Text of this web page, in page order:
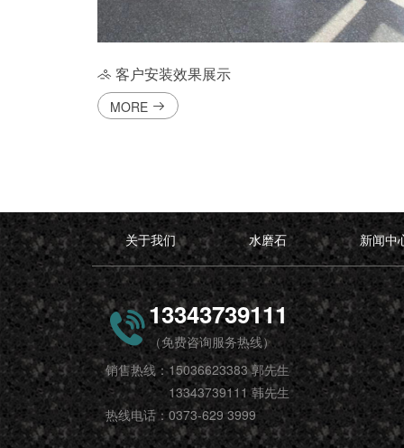
客户安装效果展示
MORE
关于我们 水磨石 新闻中
13343739111
（免费咨询服务热线）
销售热线：15036623383 郭先生
13343739111 韩先生
热线电话：0373-629 3999